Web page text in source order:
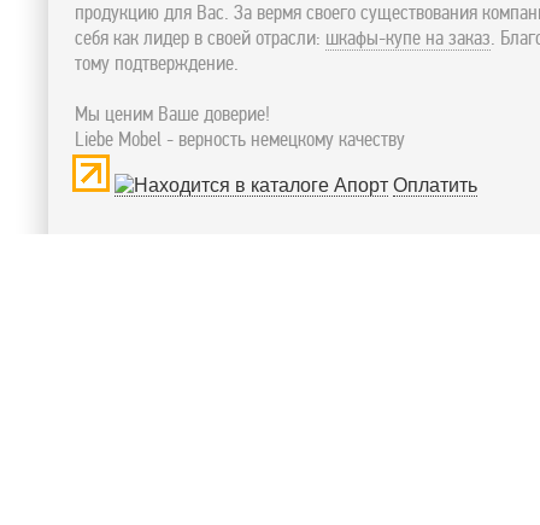
продукцию для Вас. За вермя своего существования
себя как лидер в своей отрасли: шкафы-купе на заказ.
тому подтверждение.
Мы ценим Ваше доверие!
Liebe Mobel - верность немецкому качеству
Оплатить